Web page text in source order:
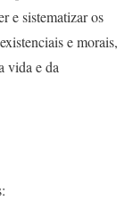
e sistematizar os
e morais,
vida e da